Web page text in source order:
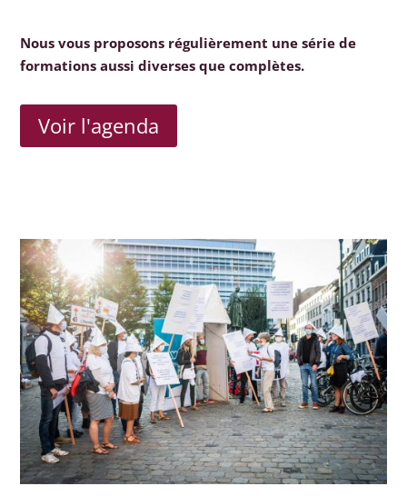
Nous vous proposons régulièrement une série de
formations aussi diverses que complètes.
Voir l'agenda